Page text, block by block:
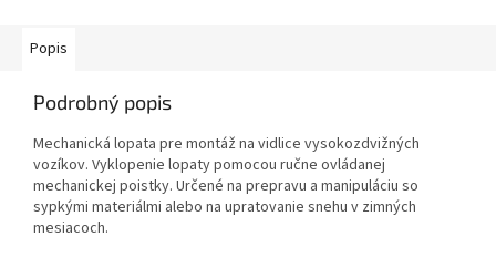
Popis
Podrobný popis
Mechanická lopata pre montáž na vidlice vysokozdvižných
vozíkov. Vyklopenie lopaty pomocou ručne ovládanej
mechanickej poistky. Určené na prepravu a manipuláciu so
sypkými materiálmi alebo na upratovanie snehu v zimných
mesiacoch.